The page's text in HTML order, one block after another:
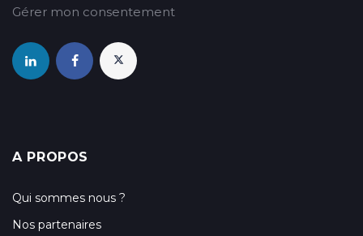
Gérer mon consentement
A PROPOS
Qui sommes nous ?
Nos partenaires